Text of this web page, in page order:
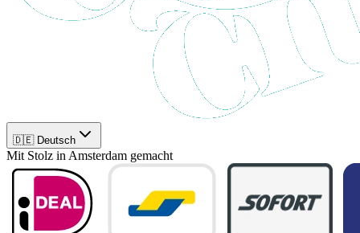
🇩🇪 Deutsch
Mit Stolz in Amsterdam gemacht